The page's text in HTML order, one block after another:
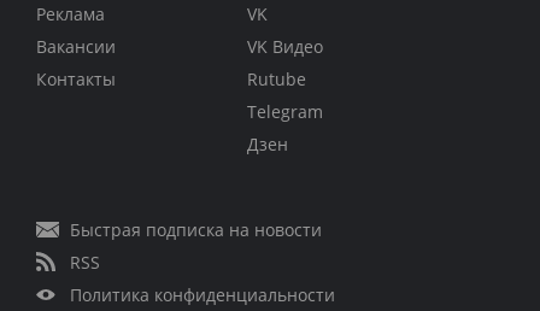
Реклама
Вакансии
Контакты
VK
VK Видео
Rutube
Telegram
Дзен
Быстрая подписка на новости
RSS
Политика конфиденциальности